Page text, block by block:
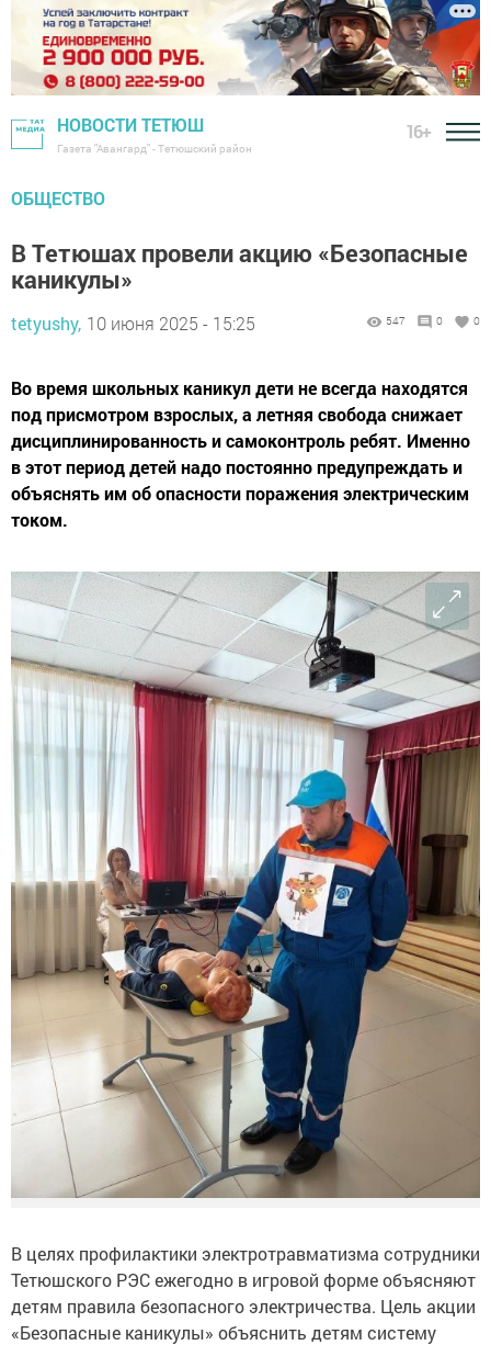
НОВОСТИ ТЕТЮШ
Газета "Авангард" - Тетюшский район
16+
ОБЩЕСТВО
В Тетюшах провели акцию «Безопасные
каникулы»
tetyushy, 10 июня 2025 - 15:25 547 0 0
Во время школьных каникул дети не всегда находятся
под присмотром взрослых, а летняя свобода снижает
дисциплинированность и самоконтроль ребят. Именно
в этот период детей надо постоянно предупреждать и
объяснять им об опасности поражения электрическим
током.
В целях профилактики электротравматизма сотрудники
Тетюшского РЭС ежегодно в игровой форме объясняют
детям правила безопасного электричества. Цель акции
«Безопасные каникулы» объяснить детям систему